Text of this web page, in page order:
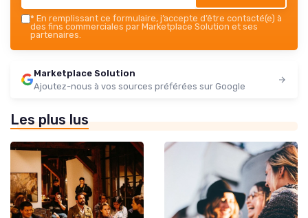
* En remplissant ce formulaire, j’accepte d’être contacté(e) à
des fins commerciales par Marketplace Solution et ses
partenaires.
Marketplace Solution
Ajoutez-nous à vos sources préférées sur Google
Les plus lus